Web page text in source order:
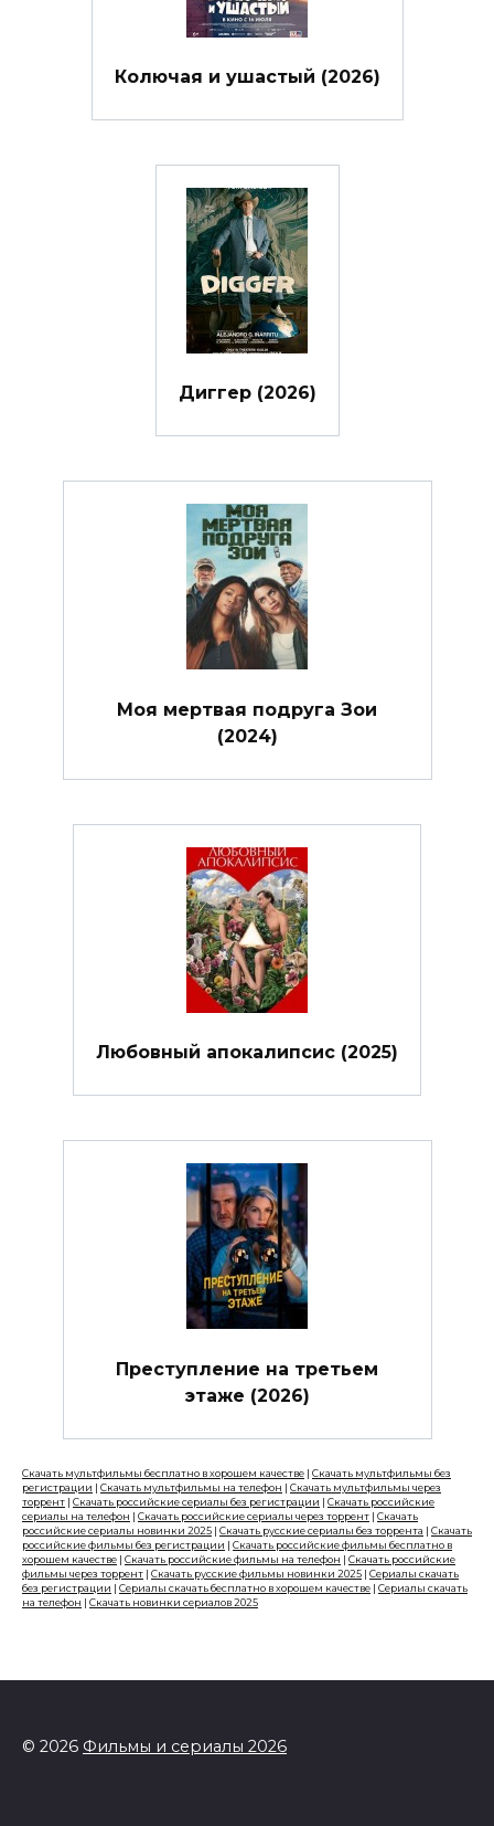
Колючая и ушастый (2026)
Диггер (2026)
Моя мертвая подруга Зои
(2024)
Любовный апокалипсис (2025)
Преступление на третьем
этаже (2026)
Скачать мультфильмы бесплатно в хорошем качестве | Скачать мультфильмы без
регистрации | Скачать мультфильмы на телефон | Скачать мультфильмы через
торрент | Скачать российские сериалы без регистрации | Скачать российские
сериалы на телефон | Скачать российские сериалы через торрент | Скачать
российские сериалы новинки 2025 | Скачать русские сериалы без торрента | Скачать
российские фильмы без регистрации | Скачать российские фильмы бесплатно в
хорошем качестве | Скачать российские фильмы на телефон | Скачать российские
фильмы через торрент | Скачать русские фильмы новинки 2025 | Сериалы скачать
без регистрации | Сериалы скачать бесплатно в хорошем качестве | Сериалы скачать
на телефон | Скачать новинки сериалов 2025
© 2026 Фильмы и сериалы 2026